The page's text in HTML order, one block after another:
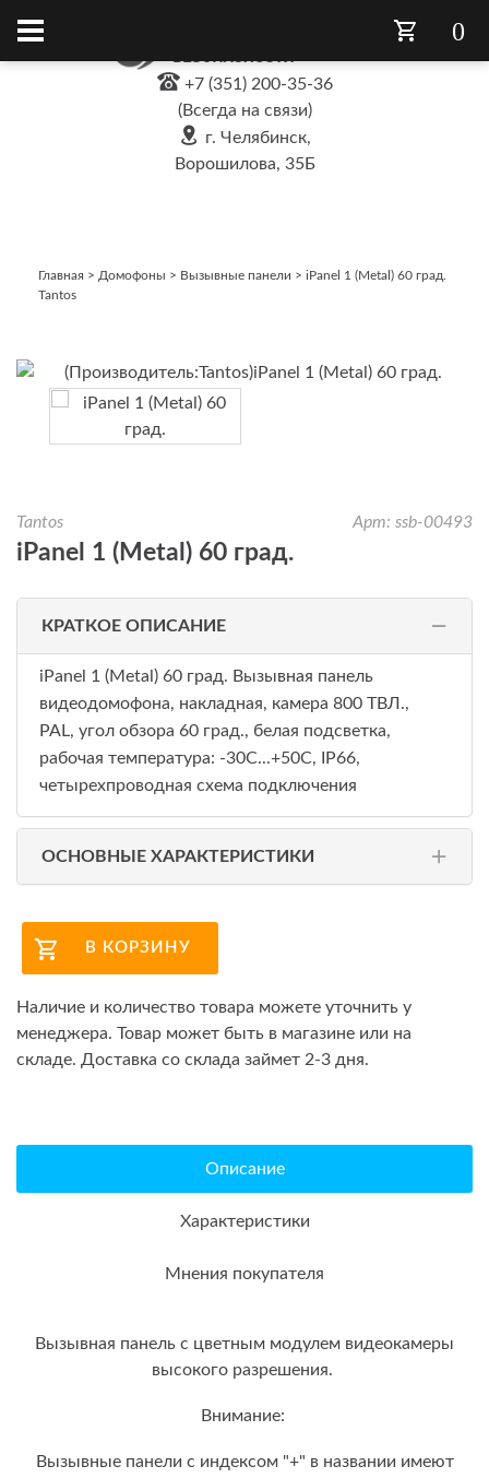
+7 (351) 200-35-36
(Всегда на связи)
г. Челябинск,
Ворошилова, 35Б
0
Главная > Домофоны > Вызывные панели > iPanel 1 (Metal) 60 град.
Tantos
Tantos Арт: ssb-00493
iPanel 1 (Metal) 60 град.
КРАТКОЕ ОПИСАНИЕ
iPanel 1 (Metal) 60 град. Вызывная панель
видеодомофона, накладная, камера 800 ТВЛ.,
PAL, угол обзора 60 град., белая подсветка,
рабочая температура: -30С...+50С, IP66,
четырехпроводная схема подключения
ОСНОВНЫЕ ХАРАКТЕРИСТИКИ
В КОРЗИНУ
Наличие и количество товара можете уточнить у
менеджера. Товар может быть в магазине или на
складе. Доставка со склада займет 2-3 дня.
Описание
Характеристики
Мнения покупателя
Вызывная панель с цветным модулем видеокамеры
высокого разрешения.
Внимание:
Вызывные панели с индексом "+" в названии имеют